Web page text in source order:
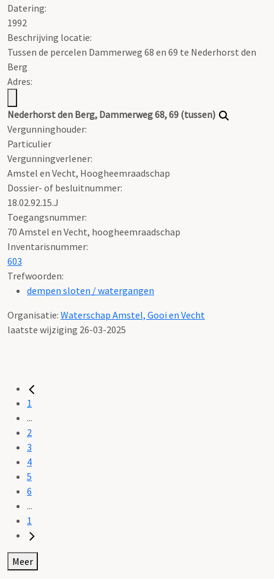
Datering:
1992
Beschrijving locatie:
Tussen de percelen Dammerweg 68 en 69 te Nederhorst den
Berg
Adres:
Nederhorst den Berg, Dammerweg 68, 69 (tussen)
Vergunninghouder:
Particulier
Vergunningverlener:
Amstel en Vecht, Hoogheemraadschap
Dossier- of besluitnummer:
18.02.92.15.J
Toegangsnummer:
70 Amstel en Vecht, hoogheemraadschap
Inventarisnummer:
603
Trefwoorden:
dempen sloten / watergangen
Organisatie: Waterschap Amstel, Gooi en Vecht
laatste wijziging 26-03-2025
1
...
2
3
4
5
6
...
1
Meer